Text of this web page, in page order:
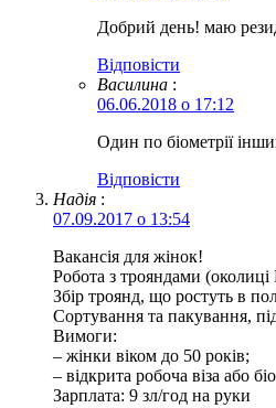
Добрий день! маю
Відповіcти
Василина :
06.06.2018 о 17:12
Один по біометрії
Відповіcти
Надія :
07.09.2017 о 13:54
Вакансія для жінок!
Робота з трояндами
Збір троянд, що ростуть в
Сортування та пакування,
Вимоги:
– жінки віком до 50 років;
– відкрита робоча віза або
Зарплата: 9 зл/год на руки